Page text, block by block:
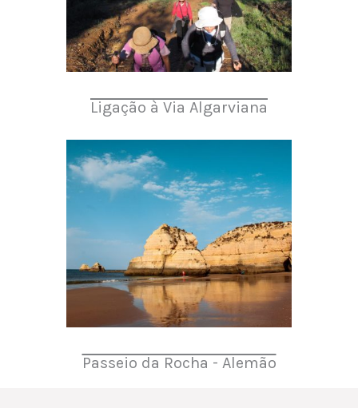
Ligação à Via Algarviana
Passeio da Rocha - Alemão